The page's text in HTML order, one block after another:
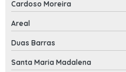
Cardoso Moreira
Areal
Duas Barras
Santa Maria Madalena